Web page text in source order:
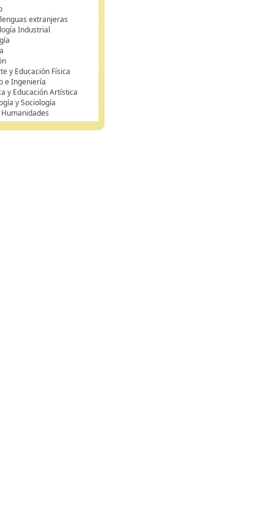
extranjeras
Industrial
y Educación Física
e Ingeniería
y Educación Artística
y Sociología